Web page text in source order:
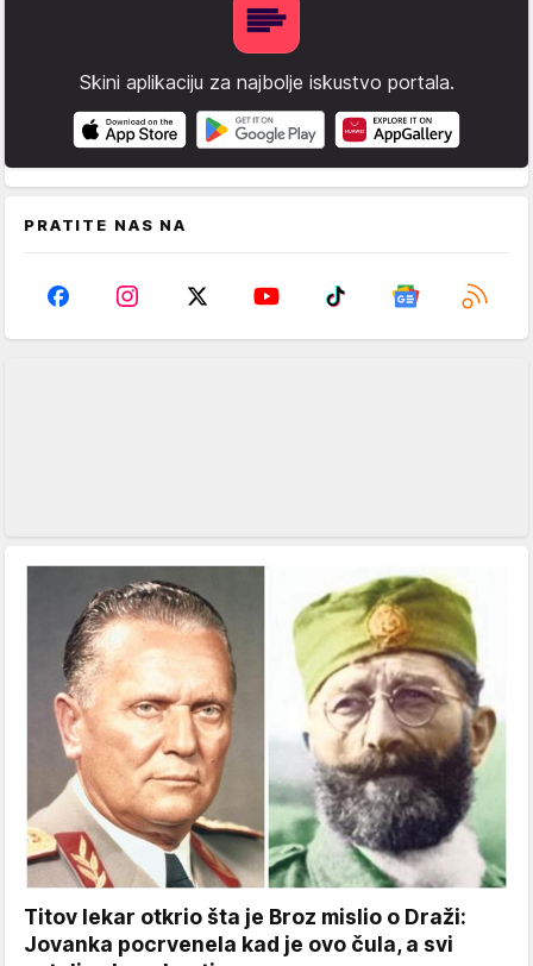
Skini aplikaciju za najbolje iskustvo portala.
PRATITE NAS NA
Titov lekar otkrio šta je Broz mislio o Draži:
Jovanka pocrvenela kad je ovo čula, a svi